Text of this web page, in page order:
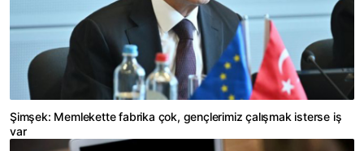
Şimşek: Memlekette fabrika çok, gençlerimiz çalışmak isterse iş
var